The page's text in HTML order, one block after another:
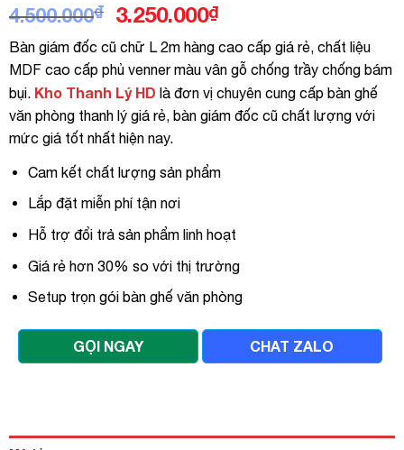
4.500.000₫
Giá
gốc
là:
4.500.000₫.
3.250.000₫Giá
hiện
tại
là:
3.250.000₫.
Bàn giám đốc cũ chữ L 2m hàng cao cấp giá rẻ, chất liệu
MDF cao cấp phủ venner màu vân gỗ chống trầy chống bám
bụi. Kho Thanh Lý HD là đơn vị chuyên cung cấp bàn ghế
văn phòng thanh lý giá rẻ, bàn giám đốc cũ chất lượng với
mức giá tốt nhất hiện nay.
Cam kết chất lượng sản phẩm
Lắp đặt miễn phí tận nơi
Hỗ trợ đổi trả sản phẩm linh hoạt
Giá rẻ hơn 30% so với thị trường
Setup trọn gói bàn ghế văn phòng
GỌI NGAY CHAT ZALO